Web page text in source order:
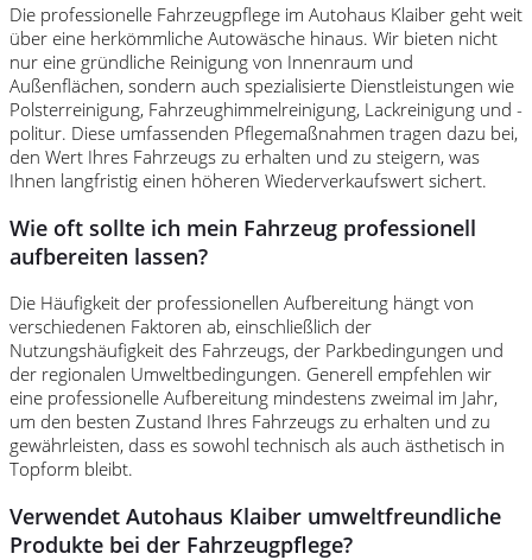
Die professionelle Fahrzeugpflege im Autohaus Klaiber geht weit
über eine herkömmliche Autowäsche hinaus. Wir bieten nicht
nur eine gründliche Reinigung von Innenraum und
Außenflächen, sondern auch spezialisierte Dienstleistungen wie
Polsterreinigung, Fahrzeughimmelreinigung, Lackreinigung und -
politur. Diese umfassenden Pflegemaßnahmen tragen dazu bei,
den Wert Ihres Fahrzeugs zu erhalten und zu steigern, was
Ihnen langfristig einen höheren Wiederverkaufswert sichert.
Wie oft sollte ich mein Fahrzeug professionell
aufbereiten lassen?
Die Häufigkeit der professionellen Aufbereitung hängt von
verschiedenen Faktoren ab, einschließlich der
Nutzungshäufigkeit des Fahrzeugs, der Parkbedingungen und
der regionalen Umweltbedingungen. Generell empfehlen wir
eine professionelle Aufbereitung mindestens zweimal im Jahr,
um den besten Zustand Ihres Fahrzeugs zu erhalten und zu
gewährleisten, dass es sowohl technisch als auch ästhetisch in
Topform bleibt.
Verwendet Autohaus Klaiber umweltfreundliche
Produkte bei der Fahrzeugpflege?